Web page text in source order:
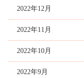
2022年12月
2022年11月
2022年10月
2022年9月